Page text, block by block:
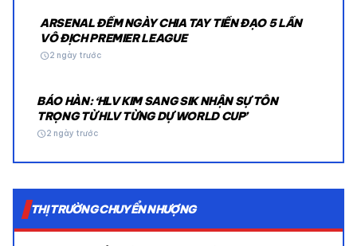
ARSENAL ĐẾM NGÀY CHIA TAY TIỀN ĐẠO 5 LẦN
VÔ ĐỊCH PREMIER LEAGUE
schedule2 ngày trước
BÁO HÀN: ‘HLV KIM SANG SIK NHẬN SỰ TÔN
TRỌNG TỪ HLV TỪNG DỰ WORLD CUP’
schedule2 ngày trước
THỊ TRƯỜNG CHUYỂN NHƯỢNG